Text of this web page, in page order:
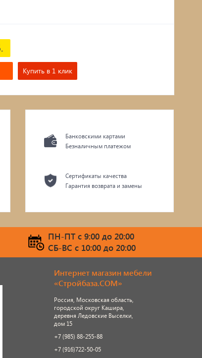
Купить в 1 клик
Банковскими картами
Безналичным платежом
Сертификаты качества
Гарантия возврата и замены
ПН-ПТ c 9:00 до 20:00
СБ-ВС c 10:00 до 20:00
Интернет магазин мебели
«Стройбаза.COM»
Россия, Московская область,
городской округ Кашира,
деревня Ледовские Выселки,
дом 15
+7 (985) 88-255-88
+7 (916)722-50-05